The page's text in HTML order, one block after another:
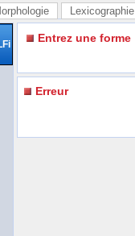
Lexicographie
Entrez une forme
Erreur